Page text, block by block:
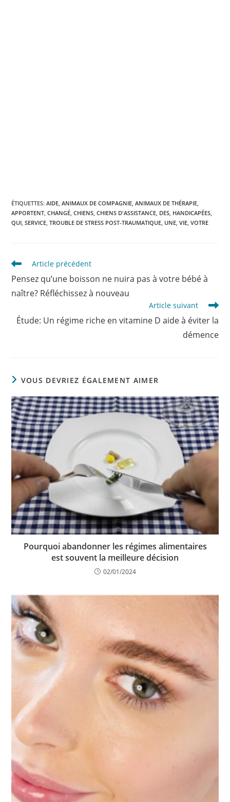
ÉTIQUETTES:AIDE, ANIMAUX DE COMPAGNIE, ANIMAUX DE THÉRAPIE,
APPORTENT, CHANGÉ, CHIENS, CHIENS D'ASSISTANCE, DES, HANDICAPÉES,
QUI, SERVICE, TROUBLE DE STRESS POST-TRAUMATIQUE, UNE, VIE, VOTRE
Read
articles
Article précédent
Pensez qu’une boisson ne nuira pas à votre bébé à
naître? Réfléchissez à nouveau
Article suivant
Étude: Un régime riche en vitamine D aide à éviter la
démence
VOUS DEVRIEZ ÉGALEMENT AIMER
Pourquoi abandonner les régimes alimentaires
est souvent la meilleure décision
02/01/2024